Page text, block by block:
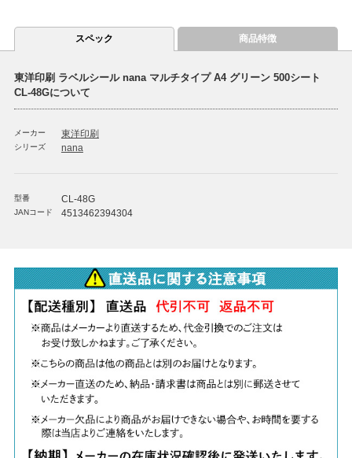
スペック 商品特徴
東洋印刷 ラベルシール nana マルチタイプ A4 グリーン 500シート
CL-48Gについて
メーカー 東洋印刷
シリーズ nana
型番 CL-48G
JANコード 4513462394304